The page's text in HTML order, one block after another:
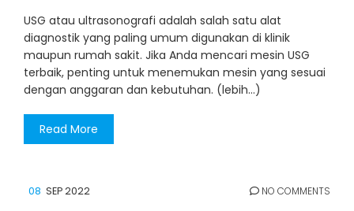
USG atau ultrasonografi adalah salah satu alat
diagnostik yang paling umum digunakan di klinik
maupun rumah sakit. Jika Anda mencari mesin USG
terbaik, penting untuk menemukan mesin yang sesuai
dengan anggaran dan kebutuhan. (lebih…)
Read More
08 SEP 2022 NO COMMENTS